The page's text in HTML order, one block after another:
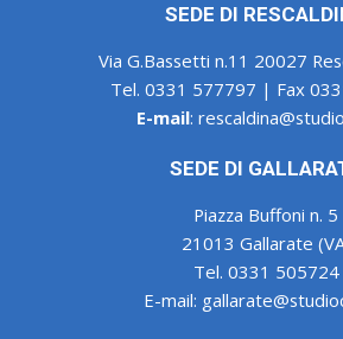
SEDE DI
Via G.Bassetti n.11 20027
Tel. 0331 577797 | Fax
E-mail:
SEDE DI
Piazza Buffoni n. 5
21013 Gallarate
Tel. 0331 505724
E-mail: